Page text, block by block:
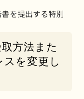
を提出する特別
方法また
を変更し